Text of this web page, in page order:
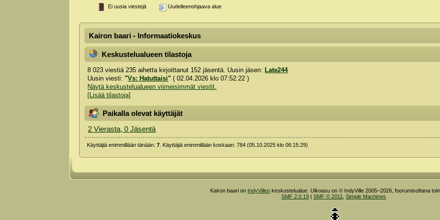
Ei uusia viestejä Uudelleenohjaava alue
Kairon baari - Informaatiokeskus
Keskustelualueen tilastoja
8 023 viestiä 235 aihetta kirjoittanut 152 jäsentä. Uusin jäsen:Late244
Uusin viesti:"Vs: Hatuttaisi" ( 02.04.2026 klo 07:52:22 )
Näytä keskustelualueen viimeisimmät viestit.
[Lisää tilastoja]
Paikalla olevat käyttäjät
2 Vierasta, 0 Jäsentä
Käyttäjiä enimmillään tänään:7 . Käyttäjiä enimmillään koskaan: 784 (05.10.2025 klo 06:15:29)
Kairon baari on IndyVillenkeskustelualue. Ulkoasu on © IndyVille 2005–2026, foorumisoftana
SMF 2.0.19| SMF © 2011 Simple Machines